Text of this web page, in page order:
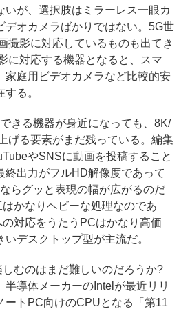
いが、選択肢はミラーレス一眼カ
デオカメラばかりではない。5G世
撮影に対応しているものも出てき
に対応する機器となると、スマ
家庭用ビデオカメラなど比較的安
る。
きる機器が身近になっても、8K/
げる要素がまだ残っている。編集
やSNSに動画を投稿すること
終出力がフルHD解像度であって
らグッと表現の幅が広がるのだ
かなりヘビーな処理なのであ
対応をうたうPCはかなり高価
デスクトップ型が主流だ。
むのはまだ難しいのだろうか?
半導体メーカーのIntelが最近リリ
ートPC向けのCPUとなる「第11